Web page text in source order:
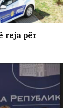
reja për